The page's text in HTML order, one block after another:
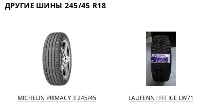
ДРУГИЕ ШИНЫ 245/45 R18
MICHELIN PRIMACY 3 245/45
LAUFENN I FIT ICE LW71